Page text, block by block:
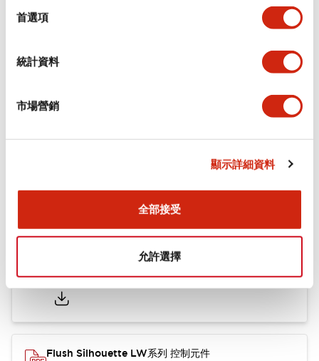
首選項
統計資料
市場營銷
顯示詳細資料
全部接受
允許選擇
安裝和安裝規範
認證與標準
Flush Silhouette LW系列 控制元件 (英文版)
2025/09/19.PDF1.23MB
Flush Silhouette LW系列 控制元件